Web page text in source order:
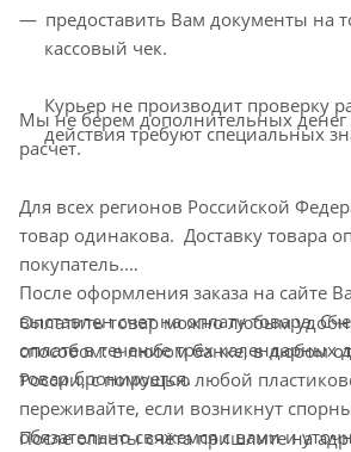
предоставить Вам документы на
кассовый чек.
Курьер не производит проверку
действия требуют специальных
Мы не берем дополнительных
расчет.
Для всех регионов Российской
товар одинакова. Доставку товара
покупатель.
После оформления заказа на сайте
выставлен счет на оплату товара.
оплате в течение трёх календарных
товар бронируется.
Оплатить товар можно любым
способом: в любом банке, в любом
России, с помощью любой
переживайте, если возникнут
обязательно свяжемся с вами и
После оплаты счёта пришлите на